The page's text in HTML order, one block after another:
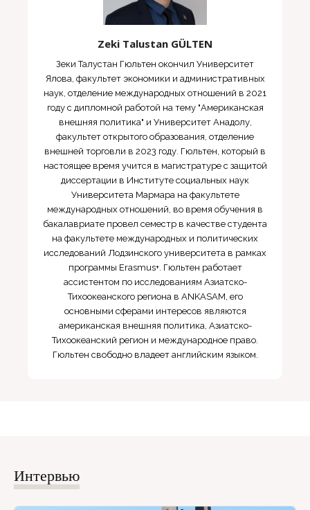
Zeki Talustan GÜLTEN
Зеки Талустан Гюльтен окончил Университет
Ялова, факультет экономики и административных
наук, отделение международных отношений в 2021
году с дипломной работой на тему "Американская
внешняя политика" и Университет Анадолу,
факультет открытого образования, отделение
внешней торговли в 2023 году. Гюльтен, который в
настоящее время учится в магистратуре с защитой
диссертации в Институте социальных наук
Университета Мармара на факультете
международных отношений, во время обучения в
бакалавриате провел семестр в качестве студента
на факультете международных и политических
исследований Лодзинского университета в рамках
программы Erasmus+. Гюльтен работает
ассистентом по исследованиям Азиатско-
Тихоокеанского региона в ANKASAM, его
основными сферами интересов являются
американская внешняя политика, Азиатско-
Тихоокеанский регион и международное право.
Гюльтен свободно владеет английским языком.
Интервью